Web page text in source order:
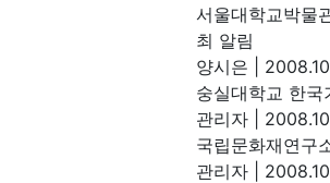
서울대학교박물
최 알림
양시은
숭실대학교 한
관리자
국립문화재연구
관리자